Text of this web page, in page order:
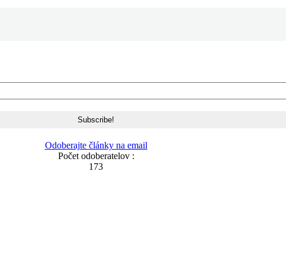
Odoberajte články na email
Počet odoberatelov :
173